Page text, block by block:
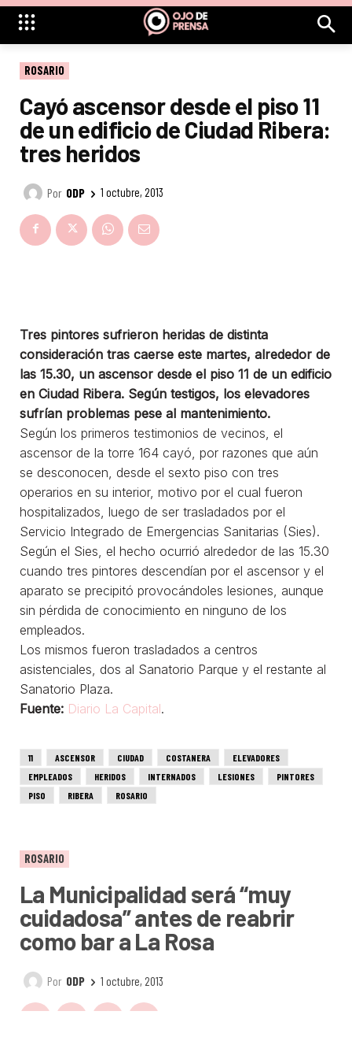
ROSARIO
Cayó ascensor desde el piso 11
de un edificio de Ciudad Ribera:
tres heridos
Por ODP 1 octubre, 2013
Tres pintores sufrieron heridas de distinta
consideración tras caerse este martes, alrededor de
las 15.30, un ascensor desde el piso 11 de un edificio
en Ciudad Ribera. Según testigos, los elevadores
sufrían problemas pese al mantenimiento.
Según los primeros testimonios de vecinos, el
ascensor de la torre 164 cayó, por razones que aún
se desconocen, desde el sexto piso con tres
operarios en su interior, motivo por el cual fueron
hospitalizados, luego de ser trasladados por el
Servicio Integrado de Emergencias Sanitarias (Sies).
Según el Sies, el hecho ocurrió alrededor de las 15.30
cuando tres pintores descendían por el ascensor y el
aparato se precipitó provocándoles lesiones, aunque
sin pérdida de conocimiento en ninguno de los
empleados.
Los mismos fueron trasladados a centros
asistenciales, dos al Sanatorio Parque y el restante al
Sanatorio Plaza.
Fuente: Diario La Capital.
11 ASCENSOR CIUDAD COSTANERA
ELEVADORES
EMPLEADOS
HERIDOS INTERNADOS LESIONES
PINTORES
PISO
RIBERA ROSARIO